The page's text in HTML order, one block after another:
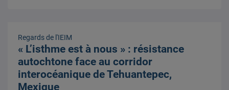
Regards de l'IEIM
« L’isthme est à nous » : résistance
autochtone face au corridor
interocéanique de Tehuantepec,
Mexique